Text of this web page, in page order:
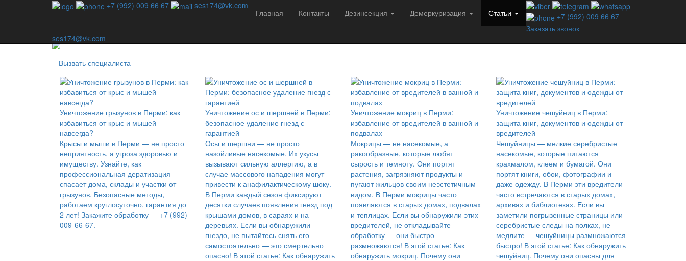
+7 (992) 009 66 67 ses174@vk.com
Главная Контакты Дезинсекция Демеркуризация Статьи
+7 (992) 009 66 67
Заказать звонок
ses174@vk.com
Профессиональная дезинсекция - единственный способ избавиться от насекомых навсегда!
Наша компания специализируется на уничтожении вредителей в Перми с 2013 года. Мы не
Вызвать специалиста
Уничтожение грызунов в Перми: как
избавиться от крыс и мышей
навсегда?
Крысы и мыши в Перми — не просто
неприятность, а угроза здоровью и
имуществу. Узнайте, как
профессиональная дератизация
спасает дома, склады и участки от
грызунов. Безопасные методы,
работаем круглосуточно, гарантия до
2 лет! Закажите обработку — +7 (992)
009-66-67.
Уничтожение ос и шершней в Перми:
безопасное удаление гнезд с
гарантией
Осы и шершни — не просто
назойливые насекомые. Их укусы
вызывают сильную аллергию, а в
случае массового нападения могут
привести к анафилактическому шоку.
В Перми каждый сезон фиксируют
десятки случаев появления гнезд под
крышами домов, в сараях и на
деревьях. Если вы обнаружили
гнездо, не пытайтесь снять его
самостоятельно — это смертельно
опасно! В этой статье: Как обнаружить
Уничтожение мокриц в Перми:
избавление от вредителей в ванной и
подвалах
Мокрицы — не насекомые, а
ракообразные, которые любят
сырость и темноту. Они портят
растения, загрязняют продукты и
пугают жильцов своим неэстетичным
видом. В Перми мокрицы часто
появляются в старых домах, подвалах
и теплицах. Если вы обнаружили этих
вредителей, не откладывайте
обработку — они быстро
размножаются! В этой статье: Как
обнаружить мокриц. Почему они
Уничтожение чешуйниц в Перми:
защита книг, документов и одежды от
вредителей
Чешуйницы — мелкие серебристые
насекомые, которые питаются
крахмалом, клеем и бумагой. Они
портят книги, обои, фотографии и
даже одежду. В Перми эти вредители
часто встречаются в старых домах,
архивах и библиотеках. Если вы
заметили погрызенные страницы или
серебристые следы на полках, не
медлите — чешуйницы размножаются
быстро! В этой статье: Как обнаружить
чешуйниц. Почему они опасны для